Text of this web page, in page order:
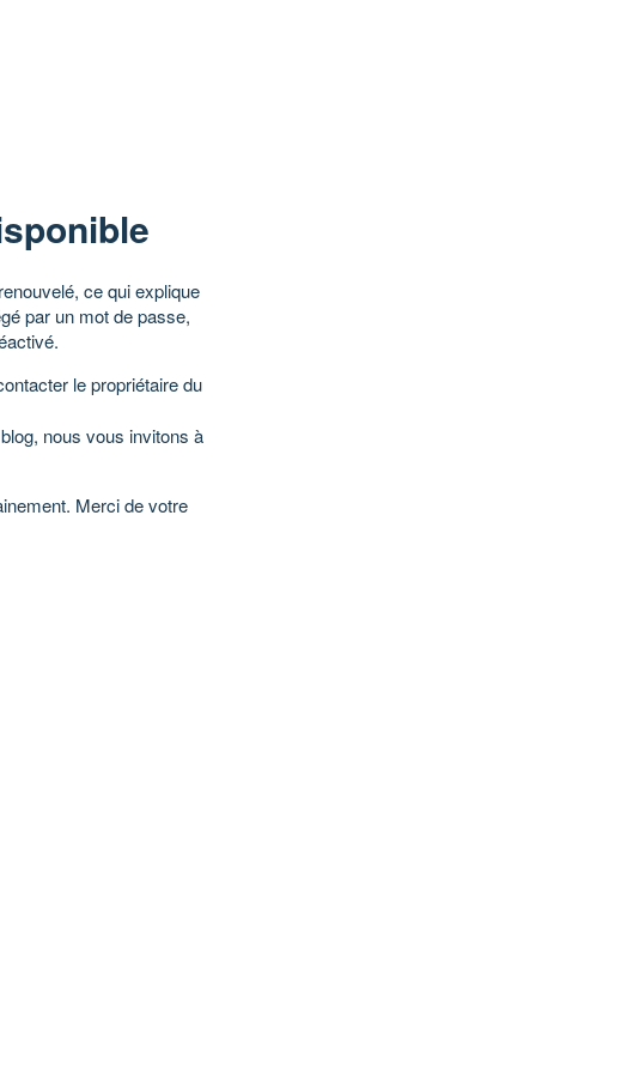
ce qui explique
par un mot de passe,
le propriétaire du
nous vous invitons à
Merci de votre